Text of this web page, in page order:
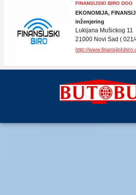
PEPELJUGA CLEAN
OSTALO->Čišćenje
Novi Sad
21000 Novi Sad ( 064
http://